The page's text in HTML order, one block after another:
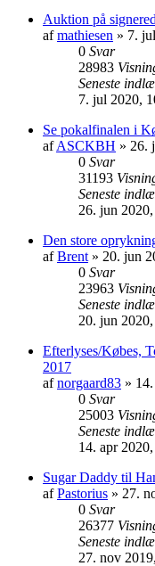
Auktion på
afmathiesen » 7.
0 Svar
28983
Seneste
7. jul 2020,
Se pokalfinalen i
afASCKBH » 26.
0 Svar
31193
Seneste
26. jun
Den store
afBrent » 20. jun
0 Svar
23963
Seneste
20. jun
Efterlyses/Købes,
2017
afnorgaard83 »
0 Svar
25003
Seneste
14. apr 2020,
Sugar Daddy til
afPastorius » 27.
0 Svar
26377
Seneste
27. nov